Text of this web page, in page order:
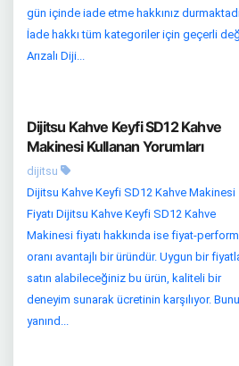
gün içinde iade etme hakkınız
İade hakkı tüm kategoriler için geçerli
Arızalı Diji...
Dijitsu Kahve Keyfi SD12 Kahve
Makinesi Kullanan Yorumları
dijitsu
Dijitsu Kahve Keyfi SD12 Kahve Makinesi
Fiyatı Dijitsu Kahve Keyfi SD12 Kahve
Makinesi fiyatı hakkında ise fiyat-
oranı avantajlı bir üründür. Uygun bir
satın alabileceğiniz bu ürün, kaliteli bir
deneyim sunarak ücretinin karşılıyor.
yanınd...